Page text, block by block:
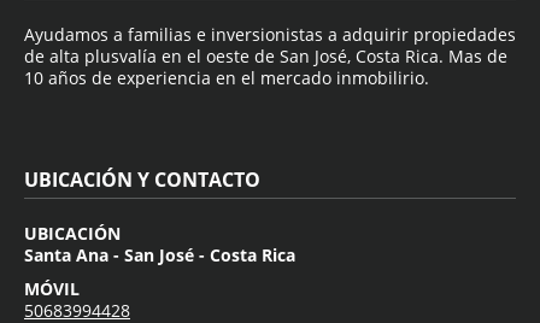
Ayudamos a familias e inversionistas a adquirir propiedades
de alta plusvalía en el oeste de San José, Costa Rica. Mas de
10 años de experiencia en el mercado inmobilirio.
UBICACIÓN Y CONTACTO
UBICACIÓN
Santa Ana - San José - Costa Rica
MÓVIL
50683994428